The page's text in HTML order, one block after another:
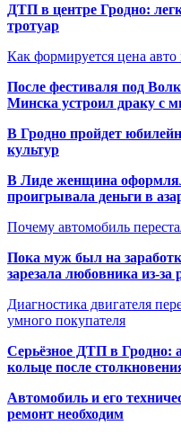
ДТП в центре Гродно:
тротуар
Как формируется цена
После фестиваля под
Минска устроил драку с
В Гродно пройдет
культур
В Лиде женщина
проигрывала деньги в
Почему автомобиль
Пока муж был на
зарезала любовника из-за
Диагностика двигателя
умного покупателя
Серьёзное ДТП в Гродно:
кольце после
Автомобиль и его
ремонт необходим